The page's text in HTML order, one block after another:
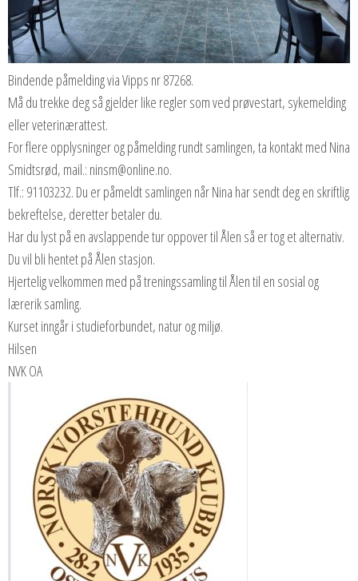
Bindende påmelding via Vipps nr 87268.
Må du trekke deg så gjelder like regler som ved prøvestart, sykemelding
eller veterinærattest.
For flere opplysninger og påmelding rundt samlingen, ta kontakt med Nina
Smidtsrød, mail.: ninsm@online.no.
Tlf.: 91103232. Du er påmeldt samlingen når Nina har sendt deg en skriftlig
bekreftelse, deretter betaler du.
Har du lyst på en avslappende tur oppover til Ålen så er tog et alternativ.
Du vil bli hentet på Ålen stasjon.
Hjertelig velkommen med på treningssamling til Ålen til en sosial og
lærerik samling.
Kurset inngår i studieforbundet, natur og miljø.
Hilsen
NVK OA